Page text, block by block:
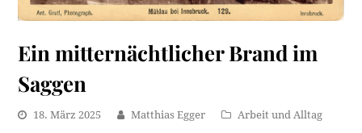
Ein mitternächtlicher Brand im
Saggen
18. März 2025 Matthias Egger Arbeit und Alltag